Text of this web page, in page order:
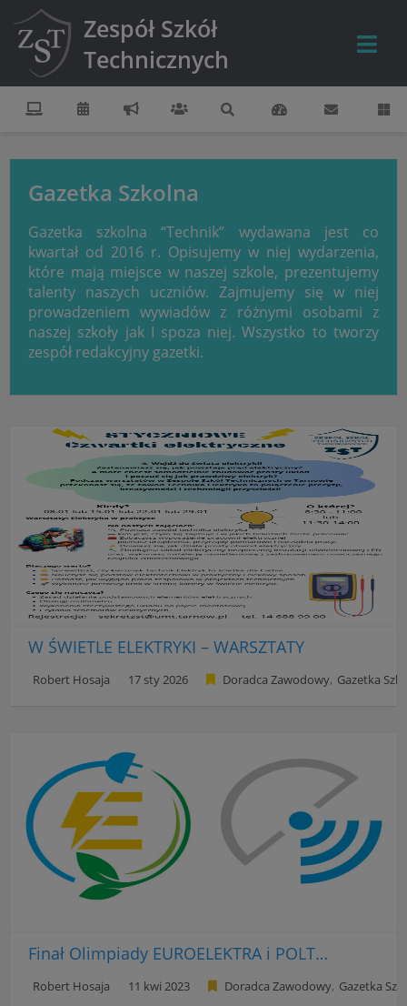
Zespół Szkół
Technicznych
Gazetka Szkolna
Gazetka szkolna “Technik” wydawana jest co
kwartał od 2016 r. Opisujemy w niej wydarzenia,
które mają miejsce w naszej szkole, prezentujemy
talenty naszych uczniów. Zajmujemy się w niej
prowadzeniem wywiadów z różnymi osobami z
naszej szkoły jak I spoza niej. Wszystko to tworzy
zespół redakcyjny gazetki.
W ŚWIETLE ELEKTRYKI – WARSZTATY
Robert Hosaja 17 sty 2026 Doradca Zawodowy Gazetka
Finał Olimpiady EUROELEKTRA i POLTELEINFO
Robert Hosaja 11 kwi 2023 Doradca Zawodowy Gazetka